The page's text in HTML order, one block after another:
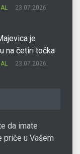
23.07.2026.
je
na četiri točka
23.07.2026.
da imate
priče u Vašem